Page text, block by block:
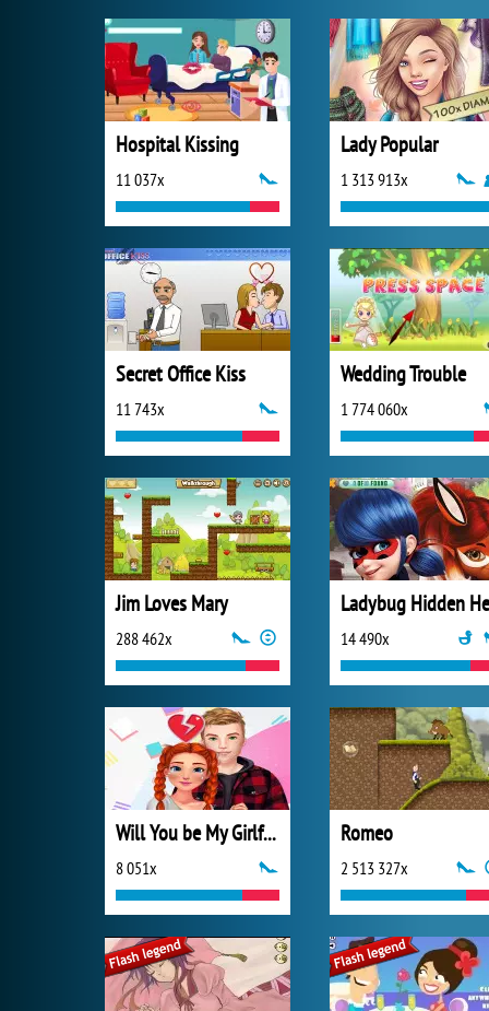
Hospital Kissing
11 037x
Lady Popular
1 313 913x
Secret Office Kiss
11 743x
Wedding Trouble
1 774 060x
Jim Loves Mary
288 462x 14 490x
Will You be My Girlfriend
8 051x
Romeo
2 513 327x